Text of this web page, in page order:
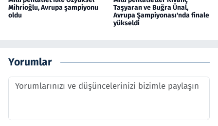
Mihrioğlu, Avrupa şampiyonu
oldu
Taşyaran ve Buğra Ünal,
Avrupa Şampiyonası'nda finale
yükseldi
Yorumlar